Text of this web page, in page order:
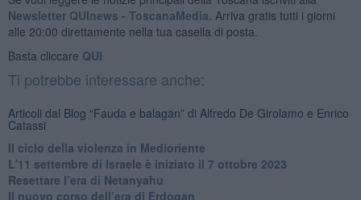
Newsletter QUInews - ToscanaMedia. Arriva gratis tutti i giorni
alle 20:00 direttamente nella tua casella di posta.
Basta cliccare QUI
Ti potrebbe interessare anche:
Articoli dal Blog “Fauda e balagan” di Alfredo De Girolamo e Enrico
Catassi
Il ciclo della violenza in Medioriente
L'11 settembre di Israele è iniziato il 7 ottobre 2023
Resettare l’era di Netanyahu
​Il nuovo corso dell’era di Erdogan